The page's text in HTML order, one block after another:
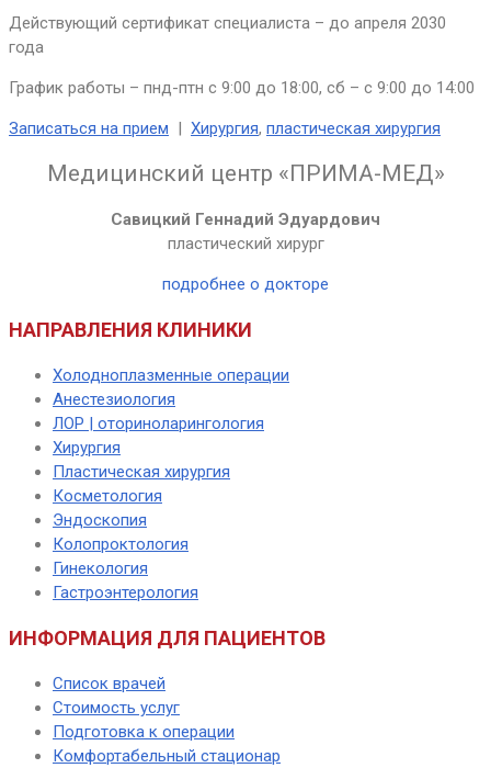
Действующий сертификат специалиста – до апреля 2030
года
График работы – пнд-птн с 9:00 до 18:00, сб – с 9:00 до 14:00
Записаться на прием Хирургия, пластическая хирургия
Медицинский центр «ПРИМА-МЕД»
Савицкий Геннадий Эдуардович
пластический хирург
подробнее о докторе
НАПРАВЛЕНИЯ КЛИНИКИ
Холодноплазменные операции
Анестезиология
ЛОР | оториноларингология
Хирургия
Пластическая хирургия
Косметология
Эндоскопия
Колопроктология
Гинекология
Гастроэнтерология
ИНФОРМАЦИЯ ДЛЯ ПАЦИЕНТОВ
Список врачей
Стоимость услуг
Подготовка к операции
Комфортабельный стационар